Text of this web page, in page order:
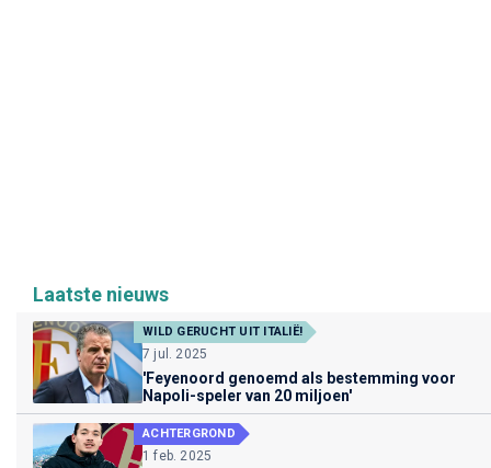
Laatste nieuws
WILD GERUCHT UIT ITALIË!
7 jul. 2025
'Feyenoord genoemd als bestemming voor
Napoli-speler van 20 miljoen'
ACHTERGROND
1 feb. 2025